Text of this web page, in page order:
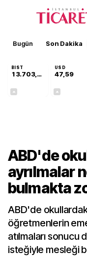
Bugün Son Dakika
BIST
13.703,13
USD
47,59
ABD'de
ayrılmalar
bulmakta
ABD'de
öğretmenlerin
atılmaları
isteğiyle mesleği